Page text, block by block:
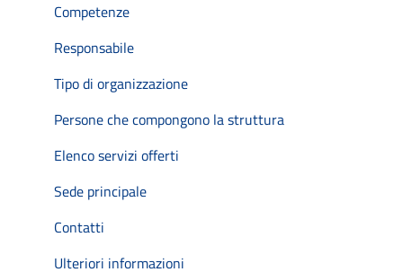
Competenze
Responsabile
Tipo di organizzazione
Persone che compongono la struttura
Elenco servizi offerti
Sede principale
Contatti
Ulteriori informazioni